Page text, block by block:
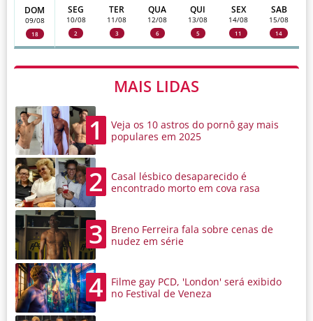
DOM
09/08
18
SEG
10/08
2
TER
11/08
3
QUA
12/08
6
QUI
13/08
5
SEX
14/08
11
SAB
15/08
14
MAIS LIDAS
1
Veja os 10 astros do pornô gay mais
populares em 2025
2
Casal lésbico desaparecido é
encontrado morto em cova rasa
3
Breno Ferreira fala sobre cenas de
nudez em série
4
Filme gay PCD, 'London' será exibido
no Festival de Veneza